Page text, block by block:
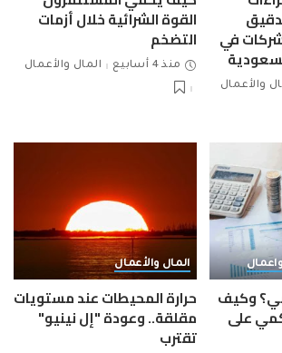
في
والأعمال
القوة الشرائية خلال أزمات
التضخم
منذ 4 أسابيع المال والأعمال
وكيف
على
المال والأعمال
حرارة المحيطات عند مستويات
مقلقة.. وعودة "إل نينيو"
تقترب